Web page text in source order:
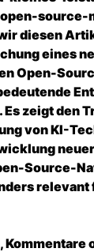
source-
diesen
eines
Open-
zeigt den
von KI-
Source-
Kommentare